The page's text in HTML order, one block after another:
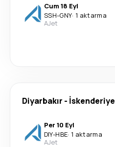
Cum 18 Eyl
SSH-GNY· 1 aktarma
AJet
Diyarbakır - İskenderiye
Per 10 Eyl
DIY-HBE· 1 aktarma
AJet